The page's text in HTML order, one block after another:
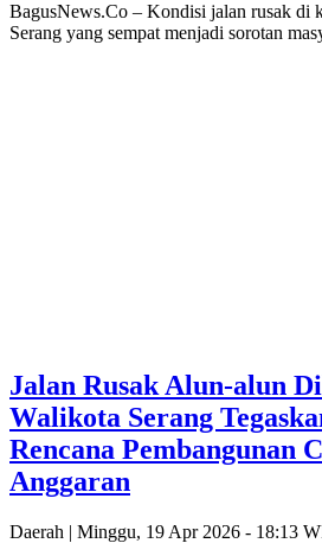
BagusNews.Co – Kondisi jalan rusak di
Serang yang sempat menjadi sorotan
Jalan Rusak Alun-alun
Walikota Serang
Rencana Pembangunan
Anggaran
Daerah | Minggu, 19 Apr 2026 - 18:13